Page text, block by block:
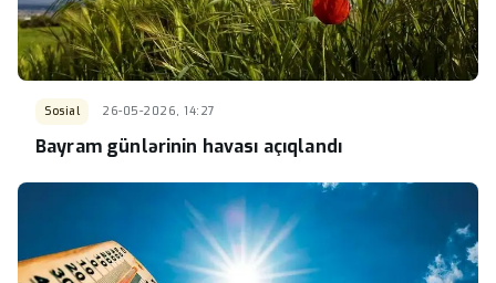
Sosial 26-05-2026, 14:27
Bayram günlərinin havası açıqlandı